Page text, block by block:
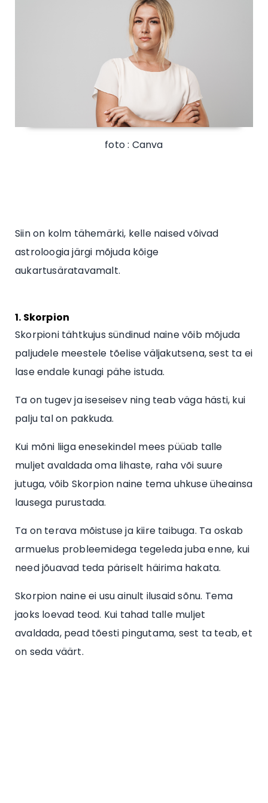
foto : Canva
Siin on kolm tähemärki, kelle naised võivad
astroloogia järgi mõjuda kõige
aukartusäratavamalt.
1. Skorpion
Skorpioni tähtkujus sündinud naine võib mõjuda
paljudele meestele tõelise väljakutsena, sest ta ei
lase endale kunagi pähe istuda.
Ta on tugev ja iseseisev ning teab väga hästi, kui
palju tal on pakkuda.
Kui mõni liiga enesekindel mees püüab talle
muljet avaldada oma lihaste, raha või suure
jutuga, võib Skorpion naine tema uhkuse üheainsa
lausega purustada.
Ta on terava mõistuse ja kiire taibuga. Ta oskab
armuelus probleemidega tegeleda juba enne, kui
need jõuavad teda päriselt häirima hakata.
Skorpion naine ei usu ainult ilusaid sõnu. Tema
jaoks loevad teod. Kui tahad talle muljet
avaldada, pead tõesti pingutama, sest ta teab, et
on seda väärt.